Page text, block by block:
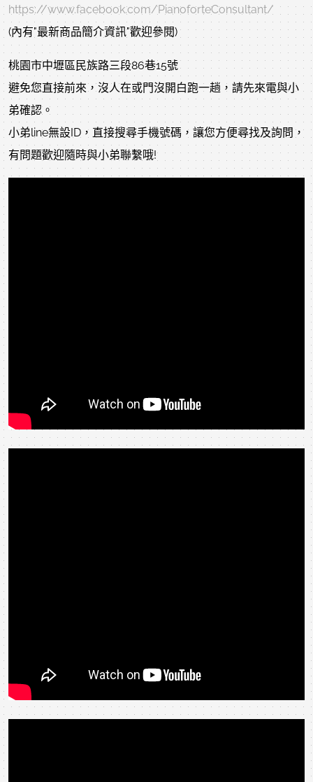
https://www.facebook.com/PianoforteConsultant/
(內有"最新商品簡介資訊"歡迎參閱)
桃園市中壢區民族路三段86巷15號
避免您直接前來，沒人在或門沒開白跑一趟，請先來電與小
弟確認。
小弟line無設ID，直接搜尋手機號碼，讓您方便尋找及詢問，
有問題歡迎隨時與小弟聯繫哦!